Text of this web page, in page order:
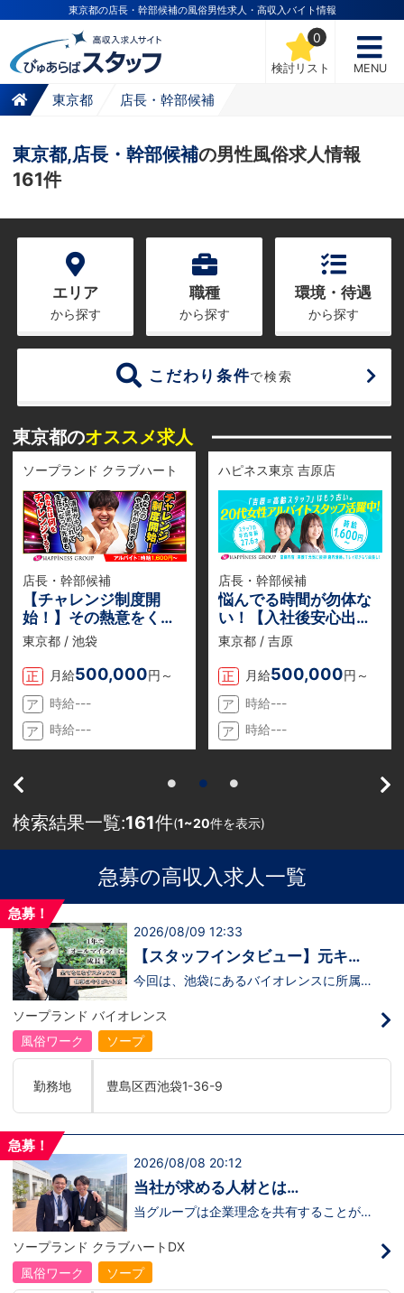
東京都の店長・幹部候補の風俗男性求人・高収入バイト情報
検討リスト
0
MENU
東京都 店長・幹部候補
東京都,店長・幹部候補の男性風俗求人情報
161件
エリア
から探す
職種
から探す
環境・待遇
から探す
こだわり条件で検索
東京都のオススメ求人
ソープランド クラブハート
店長・幹部候補
【チャレンジ制度開
始！】その熱意をくす
ぶらせるな！自分史上
東京都 / 池袋
正 月給500,000円～
ア
時給---
ア
時給---
ハピネス東京 吉原店
店長・幹部候補
悩んでる時間が勿体な
い！【入社後安心出来
る会社】だから飛び込
なし。
東京都 / 吉原
正 月給500,000円～
ア
時給---
ア
時給---
検索結果一覧:161件(1~20件を表示)
急募の高収入求人一覧
急募！
2026/08/09 12:33
【スタッフインタビュー】元キャ
ストの佐藤さんが語る“接客にこだ
今回は、池袋にあるバイオレンスに所属し
した。佐藤さんは、もともとキャストとし
て働いていた経験を持ちながら、安定を求
めて“裏方スタッフ”へ転身したスタッフの
ひとりです。転職の決め手は、この業界で
「長く働くことを考えたら、安心できる環
境を選びたかった」 と語ってくれまし
た。佐藤さんのリアルな声は、裏方のお仕
↓ぜひインタビュー動画をご覧ください！
ソープランド バイオレンス
風俗ワーク
ソープ
勤務地 豊島区西池袋1-36-9
急募！
2026/08/08 20:12
当社が求める人材とは…
当グループは企業理念を共有することがで
神】を持っている方を求めています。さら
に！『ハピネスグループは、店舗数が増え
ます！！』つまり…【店長/幹部】の空き
枠があるってことです。実際に働いてみ
ソープランド クラブハートDX
風俗ワーク
ソープ